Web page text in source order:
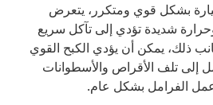
بشكل قوي ومتكرر، يتعرض
شديدة تؤدي إلى تآكل سريع
ذلك، يمكن أن يؤدي الكبح القوي
إلى تلف الأقراص والأسطوانات
عمل الفرامل بشكل عام.